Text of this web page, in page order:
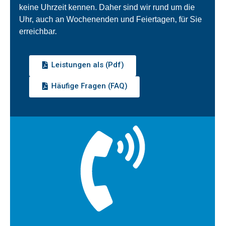
keine Uhrzeit kennen. Daher sind wir rund um die
Uhr, auch an Wochenenden und Feiertagen, für Sie
erreichbar.
Leistungen als (Pdf)
Häufige Fragen (FAQ)